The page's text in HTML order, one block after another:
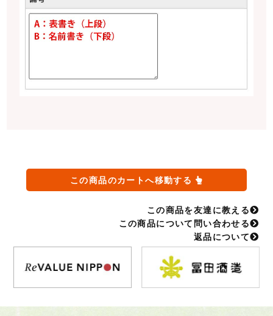
この商品のカートへ移動する
この商品を友達に教える
この商品について問い合わせる
返品について